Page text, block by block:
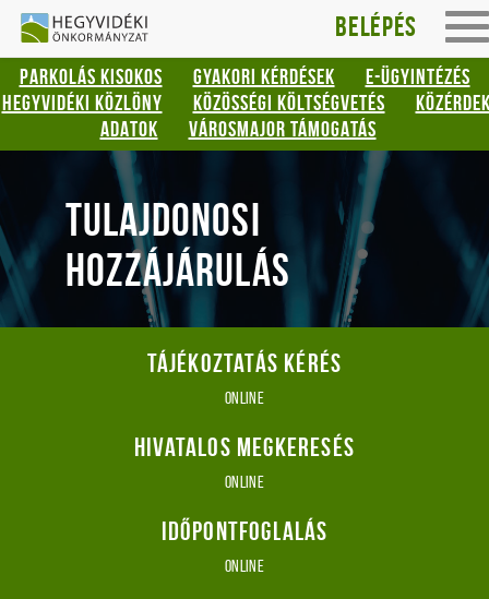
Gyorsbillentyűk
listája
Keresés:
"S"
Bejelentkezés:
Hegyvidéki
Önkormányzat
Belépés
PARKOLÁS KISOKOS GYAKORI KÉRDÉSEK
E-ÜGYINTÉZÉS
HEGYVIDÉKI KÖZLÖNY
KÖZÖSSÉGI KÖLTSÉGVETÉS
ADATOK
VÁROSMAJOR TÁMOGATÁS
TULAJDONOSI
HOZZÁJÁRULÁS
Tájékoztatás kérés
online
Hivatalos megkeresés
online
Időpontfoglalás
online